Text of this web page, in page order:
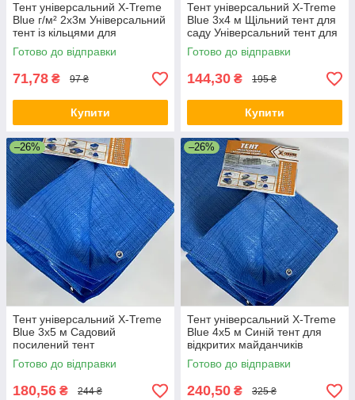
Тент універсальний X-Treme
Blue г/м² 2х3м Універсальний
тент із кільцями для
кріплення Поліпропіленовий
тент
Готово до відправки
71,78 ₴ 97 ₴
Купити
Тент універсальний X-Treme
Blue 3х4 м Щільний тент для
саду Універсальний тент для
захисту від снігу
Готово до відправки
144,30 ₴ 195 ₴
Купити
–26%
Тент універсальний X-Treme
Blue 3х5 м Садовий
посилений тент
Універсальний
водонепроникний тент
Готово до відправки
180,56 ₴ 244 ₴
–26%
Тент універсальний X-Treme
Blue 4х5 м Синій тент для
відкритих майданчиків
Універсальний тент
Готово до відправки
240,50 ₴ 325 ₴